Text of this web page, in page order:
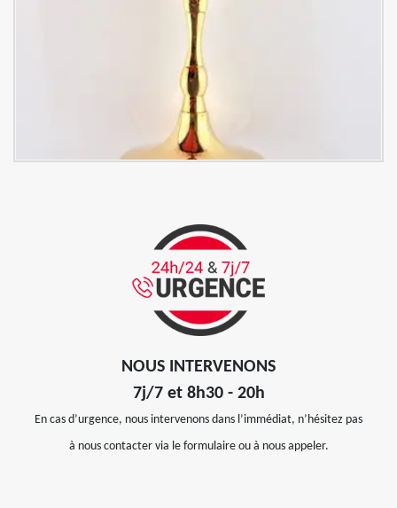
NOUS INTERVENONS
7j/7 et 8h30 - 20h
En cas d’urgence, nous intervenons dans l’immédiat, n’hésitez pas
à nous contacter via le formulaire ou à nous appeler.